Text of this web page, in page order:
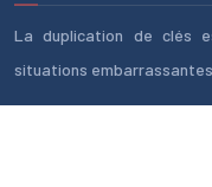
La duplication de clés
situations